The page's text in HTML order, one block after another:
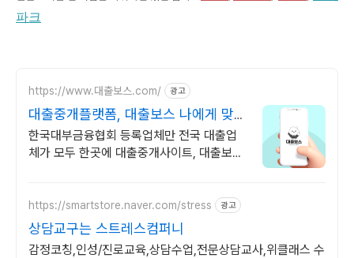
파크
https://www.대출보스.com/ 광고
대출중개플랫폼, 대출보스 나에게 맞는
대출업체 찾기!
한국대부금융협회 등록업체만 전국 대출업
체가 모두 한곳에 대출중개사이트, 대출보스
https://smartstore.naver.com/stress 광고
상담교구는 스트레스컴퍼니
감정코칭,인성/진로교육,상담수업,전문상담교사,위클래스 수